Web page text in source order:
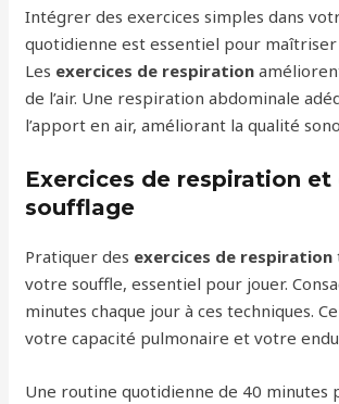
Intégrer des exercices simples dans
quotidienne est essentiel pour maîtriser
Les exercices de respiration
de l’air. Une respiration abdominale
l’apport en air, améliorant la qualité
Exercices de respiration et
soufflage
Pratiquer des exercices de respiration
votre souffle, essentiel pour jouer.
minutes chaque jour à ces techniques.
votre capacité pulmonaire et votre
Une routine quotidienne de 40 minutes